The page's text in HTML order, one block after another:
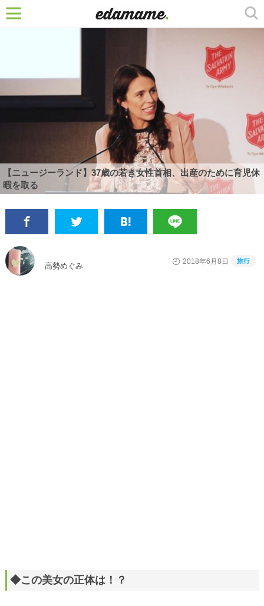
【ニュージーランド】37歳の若き女性首相、出産のために育児休
暇を取る
高勢めぐみ
2018年6月8日 旅行
◆この美女の正体は！？